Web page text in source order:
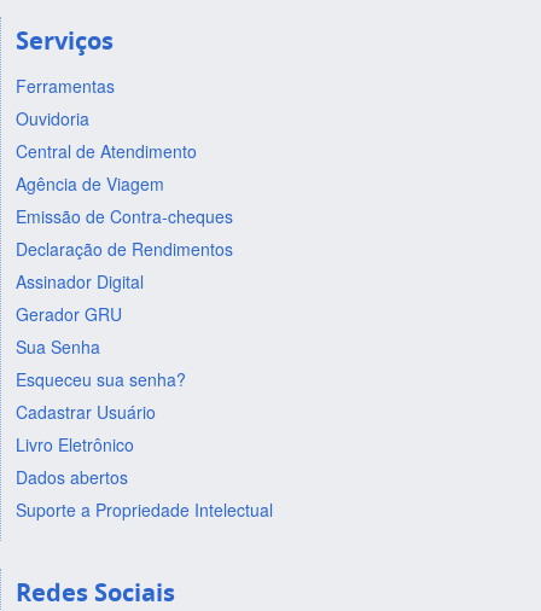
Serviços
Ferramentas
Ouvidoria
Central de Atendimento
Agência de Viagem
Emissão de Contra-cheques
Declaração de Rendimentos
Assinador Digital
Gerador GRU
Sua Senha
Esqueceu sua senha?
Cadastrar Usuário
Livro Eletrônico
Dados abertos
Suporte a Propriedade Intelectual
Redes Sociais